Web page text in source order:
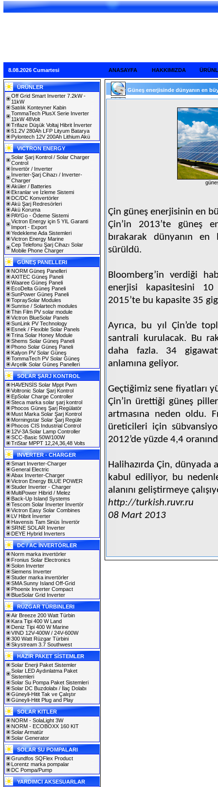
8.08.2026 Cumartesi ANASAYFA HAKKIMIZDA
ÜRÜNLER
Off Grid Smart Inverter 7.2kW -
11kW
Satılık Konteyner Kabin
TommaTech PlusX Serie Inverter
11kW 48Volt
Trifaze Düşük Voltaj Hibrit İnverter
51.2V 280Ah LFP Lityum Batarya
Pylontech 12V 200Ah Lithium Akü
VICTRON ENERGY
Solar Şarj Kontrol / Solar Charger
Control
İnvertör / Inverter
İnverter-Şarj Cihazı / Inverter-
Charger
Aküler / Batteries
Ekranlar ve İzleme Sistemi
DC/DC Konvertörler
Akü Şarj Redresörleri
Akü Koruma
PAYGo - Ödeme Sistemi
Victron Energy için 5 YIL Garanti
Import - Export
Yedekleme Ada Sistemleri
Victron Energy Marine
Cep Telefonu Şarj Cihazı Solar
Mobile Phone Charger
GÜNEŞ PANELLERI
NORM Güneş Panelleri
AXITEC Güneş Paneli
Waaree Güneş Paneli
EcoDelta Güneş Paneli
SunPower Güneş Paneli
TopraySolar Modules
Sunrise / Solartech modules
Thin Film PV solar module
Victron BlueSolar Panels
SunLink PV Technology
Esnek / Flexible Solar Panels
Trina Solar Honey Module
Shems Solar Güneş Paneli
Phono Solar Güneş Paneli
Kalyon PV Solar Güneş
TommaTech PV Solar Güneş
Arçelik Solar Güneş Panelleri
SOLAR ŞARJ KONTROL
HAVENSİS Solar Mppt Pwm
Voltronic Solar Şarj Kontrol
EpSolar Charge Controller
Steca marka solar şarj kontrol
Phocos Güneş Şarj Regülatör
Must Marka Solar Şarj Kontrol
Morningstar Solar Şarj Regüle
Phocos CIS Industrial Control
12V-3A Solar Lamp Controller
SCC-Basic 50W/100W
TriStar MPPT 12,24,36,48 Volts
INVERTER - CHARGER
Smart Inverter-Charger
General Electric
Abax Inverter-Charger
Victron Energy BLUE POWER
Studer Inverter - Charger
MultiPower Hibrid / Melez
Back-Up Island Systems
Tescom Solar İnverter İnvertör
Victron Easy Solar Combines
LV Hibrit İnverter
Havensis Tam Sinüs İnvertör
SRNE SOLAR Inverter
DEYE Hybrid Inverters
DC / AC İNVERTÖRLER
Norm marka invertörler
Fronius Solar Electronics
Solon Inverter
Siemens Inverter
Studer marka invertörler
SMA Sunny Island Off-Grid
Phoenix Inverter Compact
BlueSolar Grid Inverter
RÜZGAR TÜRBINLERI
Air Breeze 200 Watt Türbin
Kara Tipi 400 W Land
Deniz Tipi 400 W Marine
VIND 12V-400W / 24V-600W
300 Watt Rüzgar Türbini
Skystream 3.7 Southwest
HAZIR PAKET SİSTEMLER
Solar Enerji Paket Sistemler
Solar LED Aydınlatma Paket
Sistemleri
Solar Su Pompa Paket Sistemleri
Solar DC Buzdolabı / İlaç Dolabı
Güneyli-Hitit Tak ve Çalıştır
Güneyli-Hitit Plug and Play
SOLAR KITLER
NORM - SolaLight 3W
NORM - ECOBOXX 160 KIT
Solar Armatür
Solar Generator
SOLAR SU POMPALARI
Grundfos SQFlex Product
Lorentz marka pompalar
DC Pompa/Pump
YARDIMCI AKSESUARLAR
Güneş enerjisinde dünyanın en
Çin güneş enerjisinin en
Çin’in 2013’te güneş
bırakarak dünyanın
sürüldü.
Bloomberg’in verdiği
enerjisi kapasitesini 10
2015’te bu kapasite 35
Ayrıca, bu yıl Çin’de
santrali kurulacak. Bu
daha fazla. 34
anlamına geliyor.
Geçtiğimiz sene fiyatları
Çin’in ürettiği güneş
artmasına neden oldu.
üreticileri için
2012’de yüzde 4,4
Halihazırda Çin,
kabul ediliyor, bu
alanını geliştirmeye
http://turkish.ruvr.ru
08 Mart 2013